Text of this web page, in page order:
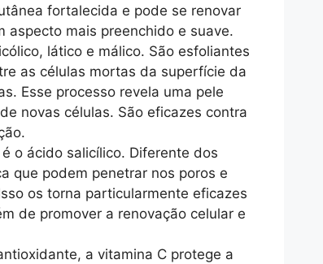
fortalecida e pode se renovar
aspecto mais preenchido e suave.
lático e málico. São esfoliantes
as células mortas da superfície da
Esse processo revela uma pele
novas células. São eficazes contra
o ácido salicílico. Diferente dos
que podem penetrar nos poros e
os torna particularmente eficazes
de promover a renovação celular e
a vitamina C protege a